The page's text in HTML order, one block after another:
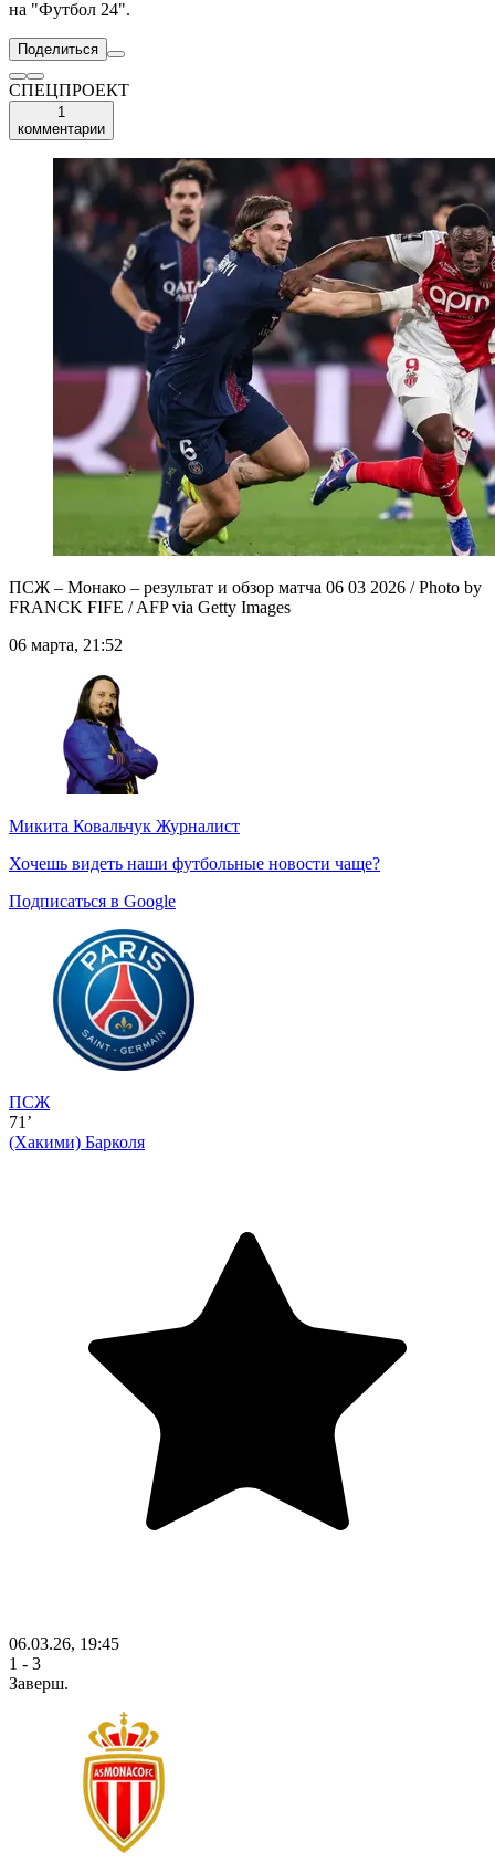
на "Футбол 24".
Поделиться
СПЕЦПРОЕКТ
1
комментарии
ПСЖ – Монако – результат и обзор матча 06 03 2026 / Photo by
FRANCK FIFE / AFP via Getty Images
06 марта, 21:52
Микита Ковальчук Журналист
Хочешь видеть наши футбольные новости чаще?
Подписаться в Google
ПСЖ
71’
(Хакими) Барколя
06.03.26, 19:45
1 - 3
Заверш.